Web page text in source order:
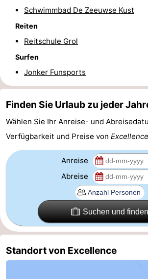
Städte
Führungen
Sport
Schwimmbader
Wandern
-
Reiten
-
Golfplatze
-
Sportangeln
Tauchen
Seehunden
Essen
Schwimmbad De Zeeuwse Kust
Reiten
Reitschule Grol
Surfen
Jonker Funsports
Finden Sie Urlaub zu jeder
Wählen Sie Ihr Anreise- und
Verfügbarkeit und Preise von Excellence
Anreise
Abreise
Suchen und finden
Standort von Excellence